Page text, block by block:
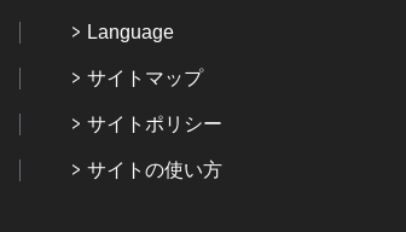
Language
サイトマップ
サイトポリシー
サイトの使い方